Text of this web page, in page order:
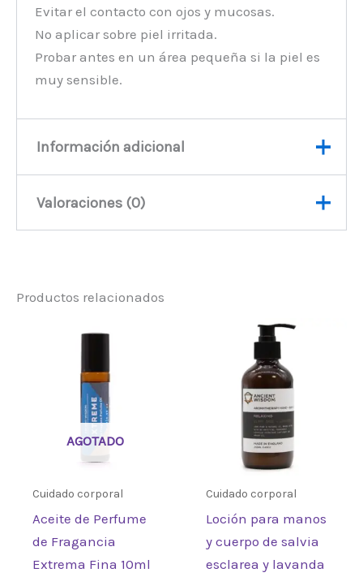
Evitar el contacto con ojos y mucosas.
No aplicar sobre piel irritada.
Probar antes en un área pequeña si la piel es
muy sensible.
Información adicional
Peso
Valoraciones (0)
“Aceite de perfume de
fragancia fina Darkness
10ml”
Debesacceder
para publicar una
valoración.
Productos relacionados
AGOTADO
Cuidado corporal
Aceite de Perfume
de Fragancia
Extrema Fina 10ml
Cuidado corporal
Loción para manos
y cuerpo de salvia
esclarea y lavanda